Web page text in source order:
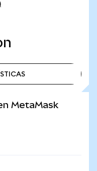
MetaMask